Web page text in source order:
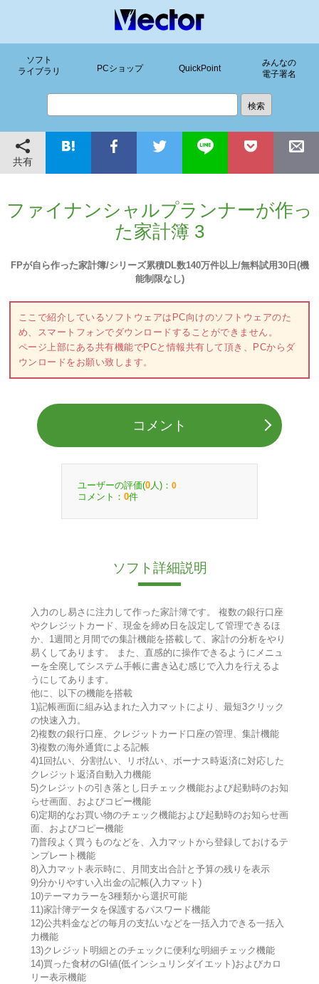
ソフト
ライブラリ
PCショップ QuickPoint
みんなの
電子署名
共有
ファイナンシャルプランナーが作っ
た家計簿 3
FPが自ら作った家計簿/シリーズ累積DL数140万件以上/無料試用30日(機
能制限なし)
ここで紹介しているソフトウェアはPC向けのソフトウェアのた
め、スマートフォンでダウンロードすることができません。
ページ上部にある共有機能でPCと情報共有して頂き、PCからダ
ウンロードをお願い致します。
コメント
ユーザーの評価(0 人)： 0
コメント： 0件
ソフト詳細説明
入力のし易さに注力して作った家計簿です。 複数の銀行口座
やクレジットカード、現金を締め日を設定して管理できるほ
か、1週間と月間での集計機能を搭載して、家計の分析をやり
易くしてあります。 また、直感的に操作できるようにメニュ
ーを全廃してシステム手帳に書き込む感じで入力を行えるよ
うにしてあります。
他に、以下の機能を搭載
1)記帳画面に組み込まれた入力マットにより、最短3クリック
の快速入力。
2)複数の銀行口座、クレジットカード口座の管理、集計機能
3)複数の海外通貨による記帳
4)1回払い、分割払い、リボ払い、ボーナス時返済に対応した
クレジット返済自動入力機能
5)クレジットの引き落とし日チェック機能および起動時のお知
らせ画面、およびコピー機能
6)定期的なお買い物のチェック機能および起動時のお知らせ画
面、およびコピー機能
7)普段よく買うものなどを、入力マットから登録しておけるテ
ンプレート機能
8)入力マット表示時に、月間支出合計と予算の残りを表示
9)分かりやすい入出金の記帳(入力マット)
10)テーマカラーを3種類から選択可能
11)家計簿データを保護するパスワード機能
12)公共料金などの毎月の支払いなどを一括入力できる一括入
力機能
13)クレジット明細とのチェックに便利な明細チェック機能
14)買った食材のGI値(低インシュリンダイエット)およびカロ
リー表示機能